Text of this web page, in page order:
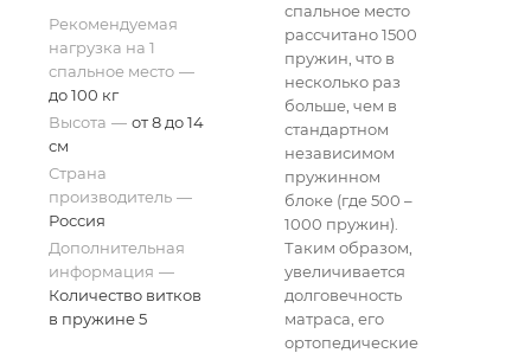
Рекомендуемая
нагрузка на 1
спальное место —
до 100 кг
Высота — от 8 до 14
см
Страна
производитель —
Россия
Дополнительная
информация —
Количество витков
в пружине 5
спальное место
рассчитано 1500
пружин, что в
несколько раз
больше, чем в
стандартном
независимом
пружинном
блоке (где 500 –
1000 пружин).
Таким образом,
увеличивается
долговечность
матраса, его
ортопедические